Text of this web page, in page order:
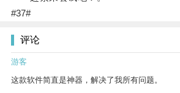
#37#
评论
游客
这款软件简直是神器，解决了我所有问题。